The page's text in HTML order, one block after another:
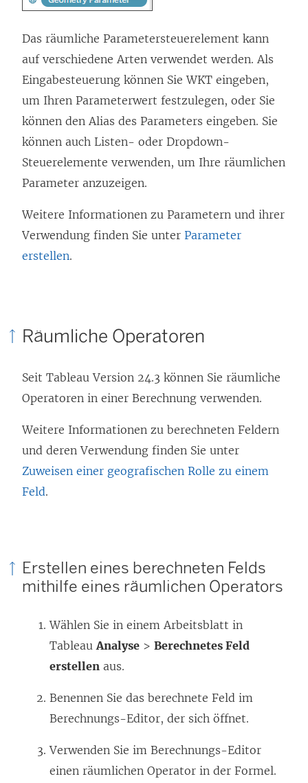
Das räumliche Parametersteuerelement kann
auf verschiedene Arten verwendet werden. Als
Eingabesteuerung können Sie WKT eingeben,
um Ihren Parameterwert festzulegen, oder Sie
können den Alias des Parameters eingeben. Sie
können auch Listen- oder Dropdown-
Steuerelemente verwenden, um Ihre räumlichen
Parameter anzuzeigen.
Weitere Informationen zu Parametern und ihrer
Verwendung finden Sie unter Parameter
erstellen.
Räumliche Operatoren
Seit Tableau Version 24.3 können Sie räumliche
Operatoren in einer Berechnung verwenden.
Weitere Informationen zu berechneten Feldern
und deren Verwendung finden Sie unter
Zuweisen einer geografischen Rolle zu einem
Feld.
Erstellen eines berechneten Felds
mithilfe eines räumlichen Operators
Wählen Sie in einem Arbeitsblatt in
TableauAnalyse > Berechnetes Feld
erstellen aus.
Benennen Sie das berechnete Feld im
Berechnungs-Editor, der sich öffnet.
Verwenden Sie im Berechnungs-Editor
einen räumlichen Operator in der Formel.